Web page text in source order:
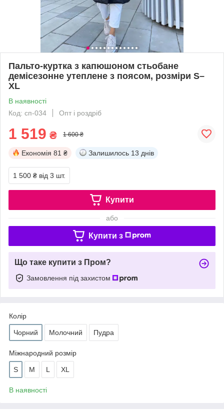
Пальто-куртка з капюшоном стьобане
демісезонне утеплене з поясом, розміри S–
XL
В наявності
Код: сп-034
Опт і роздріб
1 519 ₴ 1 600 ₴
Економія 81 ₴ Залишилось 13 днів
1 500 ₴ від 3 шт.
Купити
або
Купити з
Що таке купити з Пром?
Замовлення під захистом
Колір
Чорний Молочний Пудра
Міжнародний розмір
S M L XL
В наявності